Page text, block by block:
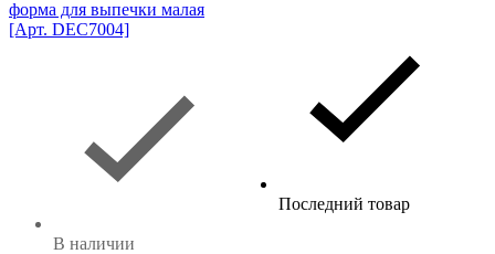
форма для выпечки малая
[Арт. DEC7004]
В наличии
Последний товар